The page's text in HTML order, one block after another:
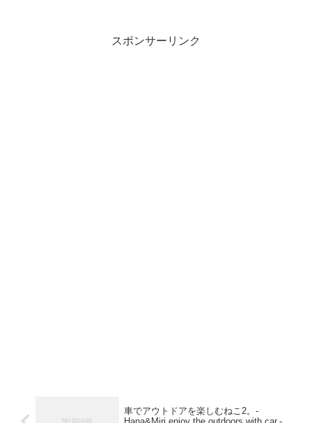
スポンサーリンク
車でアウトドアを楽しむねこ2。-